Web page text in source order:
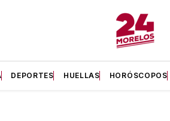
DEPORTES HUELLAS HORÓSCOPOS